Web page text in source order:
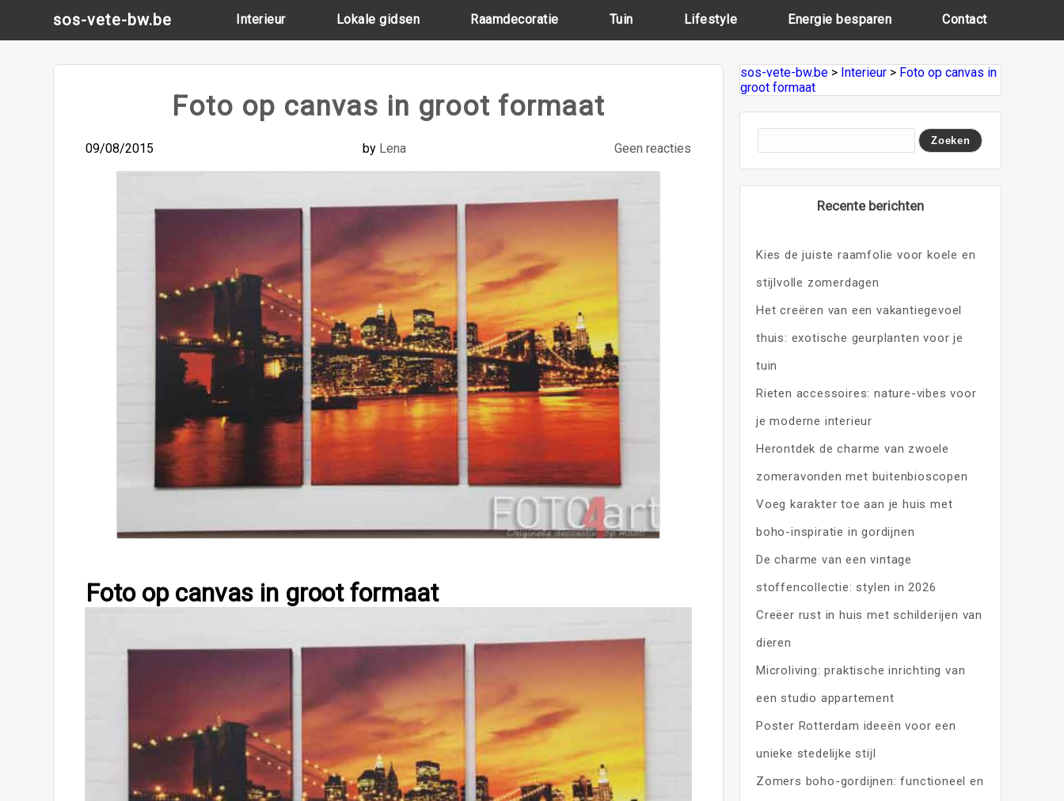
content
sos-vete-bw.be Interieur Lokale gidsen Raamdecoratie Tuin Lifestyle Energie besparen Contact
Foto op canvas in groot formaat
09/08/2015 by Lena Geen reacties
Foto op canvas in groot formaat
sos-vete-bw.be> Interieur> Foto op canvas in
groot formaat
Recente berichten
Kies de juiste raamfolie voor koele en
stijlvolle zomerdagen
Het creëren van een vakantiegevoel
thuis: exotische geurplanten voor je
tuin
Rieten accessoires: nature-vibes voor
je moderne interieur
Herontdek de charme van zwoele
zomeravonden met buitenbioscopen
Voeg karakter toe aan je huis met
boho-inspiratie in gordijnen
De charme van een vintage
stoffencollectie: stylen in 2026
Creëer rust in huis met schilderijen van
dieren
Microliving: praktische inrichting van
een studio appartement
Poster Rotterdam ideeën voor een
unieke stedelijke stijl
Zomers boho-gordijnen: functioneel en